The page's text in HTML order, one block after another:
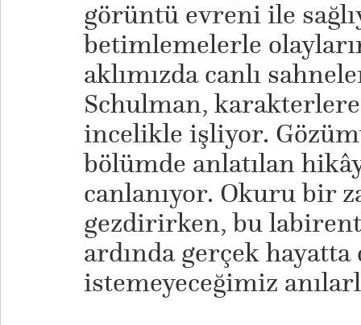
görüntü evreni ile
betimlemelerle
aklımızda canlı
Schulman,
incelikle işliyor.
bölümde anlatılan
canlanıyor. Okuru bir
gezdirirken, bu
ardında gerçek
istemeyeceğimiz